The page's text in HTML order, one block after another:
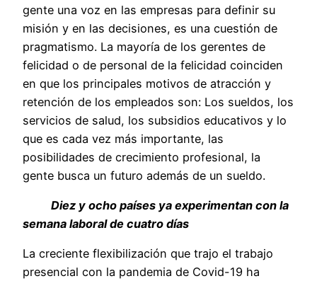
gente una voz en las empresas para definir su
misión y en las decisiones, es una cuestión de
pragmatismo. La mayoría de los gerentes de
felicidad o de personal de la felicidad coinciden
en que los principales motivos de atracción y
retención de los empleados son: Los sueldos, los
servicios de salud, los subsidios educativos y lo
que es cada vez más importante, las
posibilidades de crecimiento profesional, la
gente busca un futuro además de un sueldo.
Diez y ocho países ya experimentan con la
semana laboral de cuatro días
La creciente flexibilización que trajo el trabajo
presencial con la pandemia de Covid-19 ha